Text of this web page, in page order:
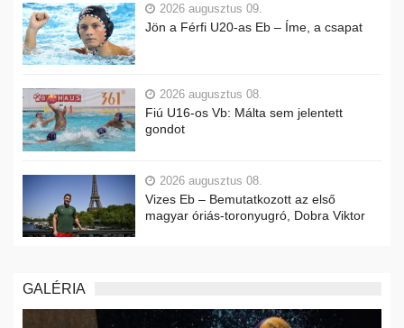
2026 augusztus 09.
Jön a Férfi U20-as Eb – Íme, a csapat
2026 augusztus 08.
Fiú U16-os Vb: Málta sem jelentett
gondot
2026 augusztus 08.
Vizes Eb – Bemutatkozott az első
magyar óriás-toronyugró, Dobra Viktor
GALÉRIA